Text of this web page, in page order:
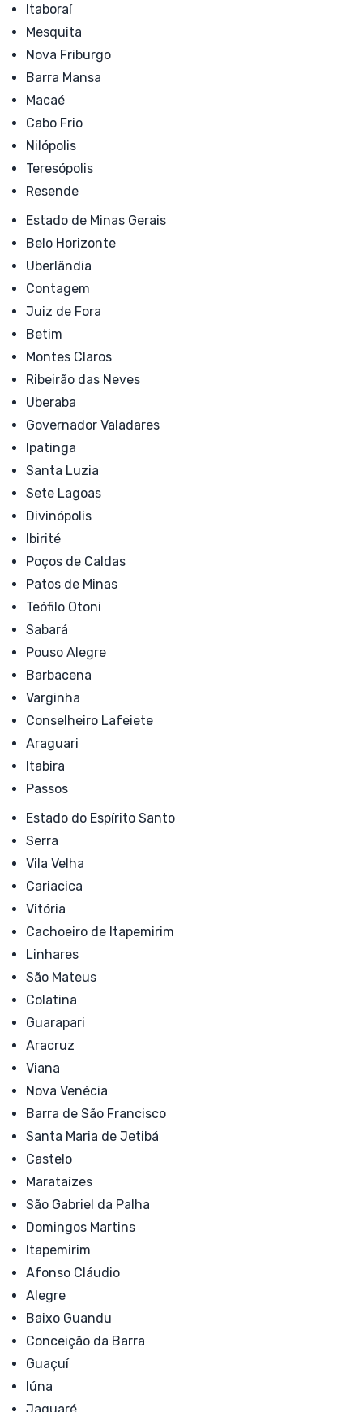
Itaboraí
Mesquita
Nova Friburgo
Barra Mansa
Macaé
Cabo Frio
Nilópolis
Teresópolis
Resende
Estado de Minas Gerais
Belo Horizonte
Uberlândia
Contagem
Juiz de Fora
Betim
Montes Claros
Ribeirão das Neves
Uberaba
Governador Valadares
Ipatinga
Santa Luzia
Sete Lagoas
Divinópolis
Ibirité
Poços de Caldas
Patos de Minas
Teófilo Otoni
Sabará
Pouso Alegre
Barbacena
Varginha
Conselheiro Lafeiete
Araguari
Itabira
Passos
Estado do Espírito Santo
Serra
Vila Velha
Cariacica
Vitória
Cachoeiro de Itapemirim
Linhares
São Mateus
Colatina
Guarapari
Aracruz
Viana
Nova Venécia
Barra de São Francisco
Santa Maria de Jetibá
Castelo
Marataízes
São Gabriel da Palha
Domingos Martins
Itapemirim
Afonso Cláudio
Alegre
Baixo Guandu
Conceição da Barra
Guaçuí
Iúna